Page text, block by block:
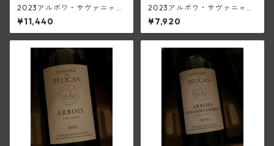
2023アルボワ・サヴァニャ
ン・グラン・キュルレ・ウイ
エ(ペリカン)
¥11,440
2023アルボワ・サヴァニャ
ン・ウイエ(ペリカン)
¥7,920